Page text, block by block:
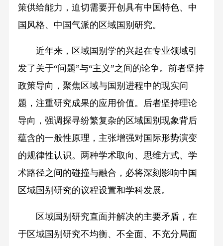
策供给能力，迫切需要开创具有中国特色、中
国风格、中国气派的区域国别研究。
近年来，区域国别学的兴起在专业领域引
发了关于“问题”与“主义”之间的论争。前者坚持
政策导向，聚焦区域与国别进程中的现实问
题，注重研究成果的应用价值。后者坚持理论
导向，强调探寻纷繁复杂的区域国别现象背后
蕴含的一般性原理，主张增强对国际形势演变
的规律性认识。两种学术取向、思维方式、学
术路径之间的碰撞与融合，必将深刻影响中国
区域国别研究的议程设置和学科发展。
区域国别研究直面并解决的主要矛盾，在
于区域国别研究不均衡、不全面、不充分局面